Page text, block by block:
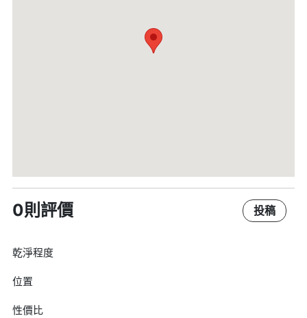
0則評價 投稿
乾淨程度
位置
性價比